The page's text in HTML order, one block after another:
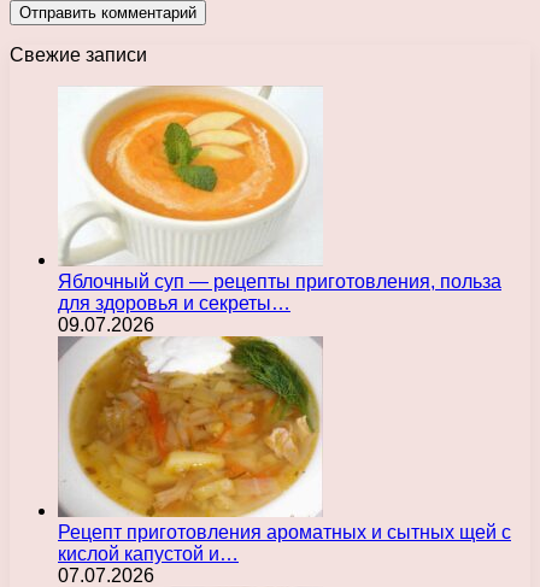
Свежие записи
Яблочный суп — рецепты приготовления, польза
для здоровья и секреты…
09.07.2026
Рецепт приготовления ароматных и сытных щей с
кислой капустой и…
07.07.2026